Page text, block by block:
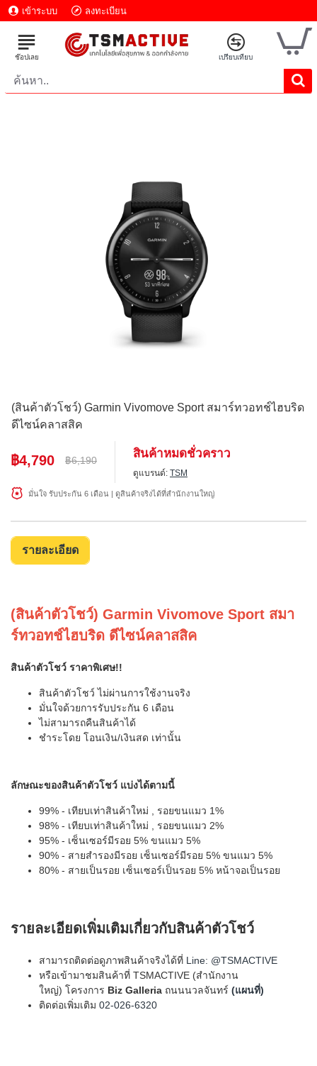
เข้าระบบ ลงทะเบียน
(สินค้าตัวโชว์) Garmin Vivomove Sport สมาร์ทวอทช์ไฮบริด
ดีไซน์คลาสสิค
฿4,790 ฿6,190 สินค้าหมดชั่วคราว
ดูแบรนด์: TSM
มั่นใจ รับประกัน 6 เดือน | ดูสินค้าจริงได้ที่สำนักงานใหญ่
รายละเอียด
(สินค้าตัวโชว์) Garmin Vivomove Sport สมา
ร์ทวอทช์ไฮบริด ดีไซน์คลาสสิค
สินค้าตัวโชว์ ราคาพิเศษ!!
สินค้าตัวโชว์ ไม่ผ่านการใช้งานจริง
มั่นใจด้วยการรับประกัน 6 เดือน
ไม่สามารถคืนสินค้าได้
ชำระโดย โอนเงิน/เงินสด เท่านั้น
ลักษณะของสินค้าตัวโชว์ แบ่งได้ตามนี้
99% - เทียบเท่าสินค้าใหม่ , รอยขนแมว 1%
98% - เทียบเท่าสินค้าใหม่ , รอยขนแมว 2%
95% - เซ็นเซอร์มีรอย 5% ขนแมว 5%
90% - สายสำรองมีรอย เซ็นเซอร์มีรอย 5% ขนแมว 5%
80% - สายเป็นรอย เซ็นเซอร์เป็นรอย 5% หน้าจอเป็นรอย
รายละเอียดเพิ่มเติมเกี่ยวกับสินค้าตัวโชว์
สามารถติดต่อดูภาพสินค้าจริงได้ที่ Line: @TSMACTIVE
หรือเข้ามาชมสินค้าที่ TSMACTIVE (สำนักงาน
ใหญ่) โครงการ Biz Galleria ถนนนวลจันทร์ (แผนที่)
ติดต่อเพิ่มเติม 02-026-6320